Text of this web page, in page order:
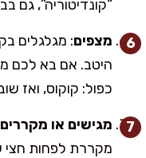
“קונדיטוריה”, גם
מצפים: מגלגלים
היטב. אם בא לכם
כפול: קוקוס, ואז
מגישים או מקררים
מקררת לפחות חצי